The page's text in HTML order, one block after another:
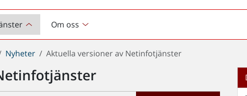
Om oss
Nyheter Aktuella versioner av Netinfotjänster